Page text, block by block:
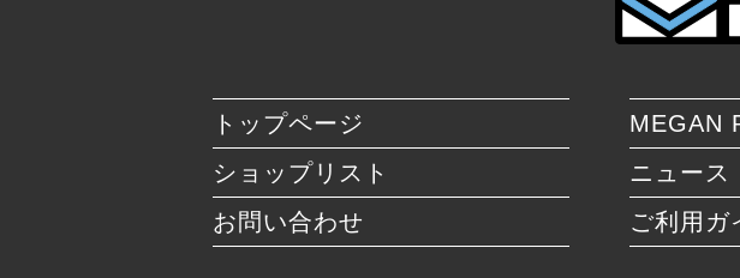
トップページ MEGAN
ショップリスト
ニュース
お問い合わせ
ご利用ガ